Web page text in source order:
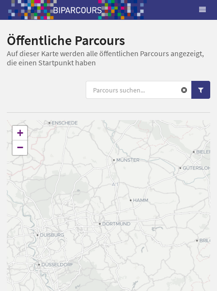
Öffentliche Parcours
Auf dieser Karte werden alle öffentlichen Parcours angezeigt,
die einen Startpunkt haben
+
−